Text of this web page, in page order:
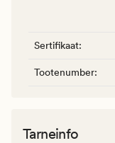
Sertifikaat:
Tootenumber:
Tarneinfo